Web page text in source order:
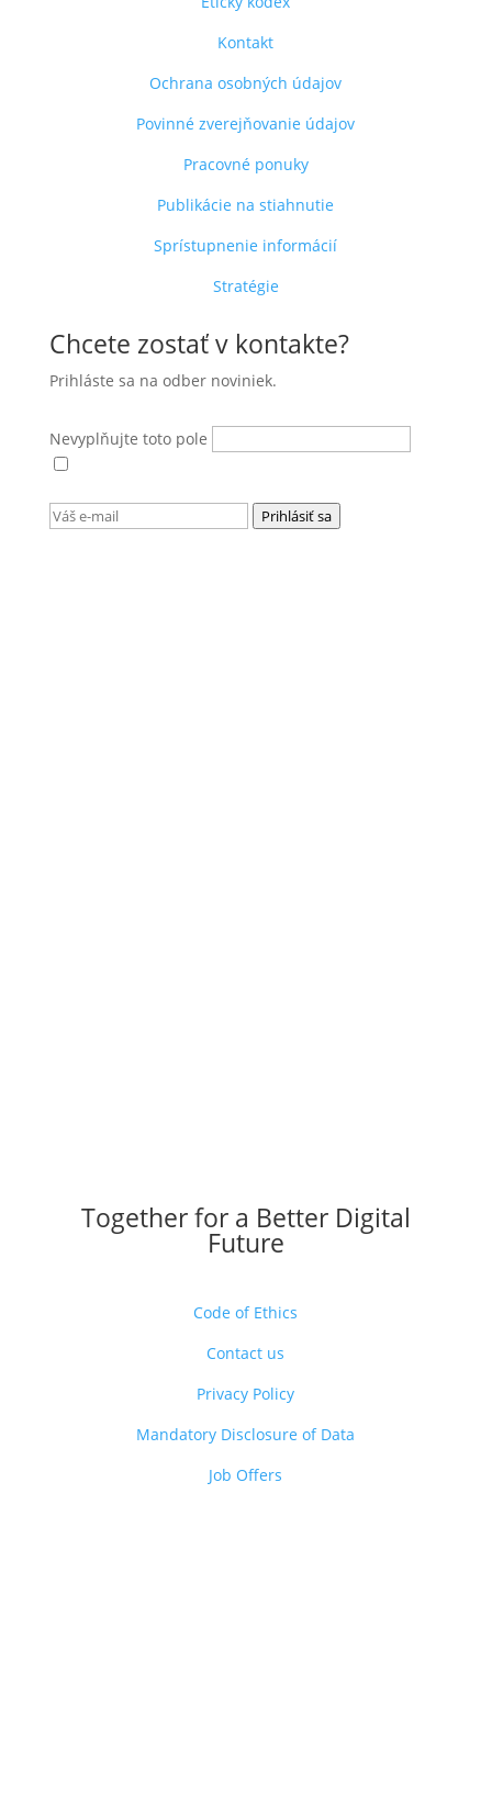
Kontakt
Ochrana osobných údajov
Povinné zverejňovanie údajov
Pracovné ponuky
Publikácie na stiahnutie
Sprístupnenie informácií
Stratégie
Chcete zostať v kontakte?
Prihláste sa na odber noviniek.
Nevyplňujte toto pole
Prihlásiť sa
Together for a Better Digital
Future
Code of Ethics
Contact us
Privacy Policy
Mandatory Disclosure of Data
Job Offers